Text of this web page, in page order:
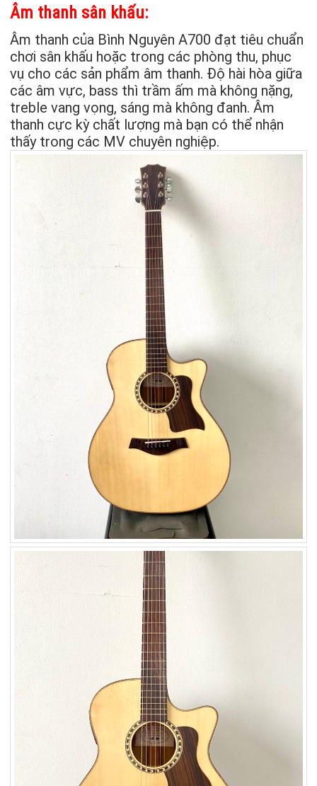
Âm thanh sân khấu:
Âm thanh của Bình Nguyên A700 đạt tiêu chuẩn
chơi sân khấu hoặc trong các phòng thu, phục
vụ cho các sản phẩm âm thanh. Độ hài hòa giữa
các âm vực, bass thì trầm ấm mà không nặng,
treble vang vọng, sáng mà không đanh. Âm
thanh cực kỳ chất lượng mà bạn có thể nhận
thấy trong các MV chuyên nghiệp.